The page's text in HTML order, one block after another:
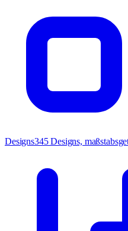
Designs345 Designs,